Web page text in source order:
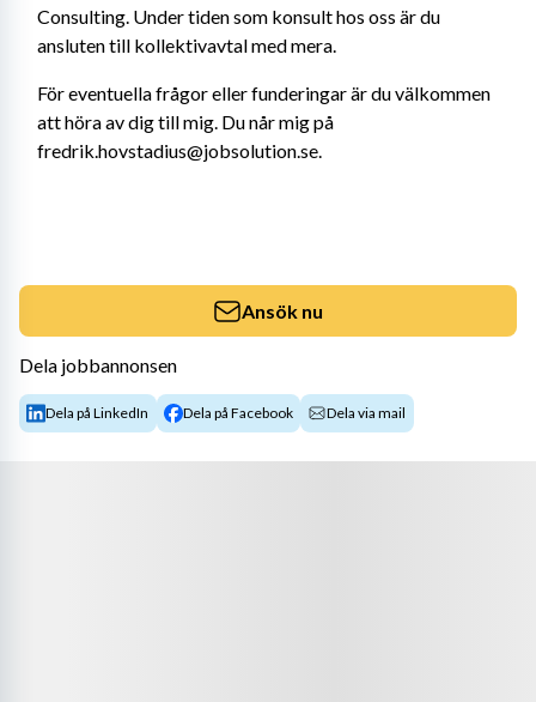
Consulting. Under tiden som konsult hos oss är du
ansluten till kollektivavtal med mera.
För eventuella frågor eller funderingar är du välkommen
att höra av dig till mig. Du når mig på
fredrik.hovstadius@jobsolution.se.
Ansök nu
Dela jobbannonsen
Dela på LinkedIn Dela på Facebook Dela via mail